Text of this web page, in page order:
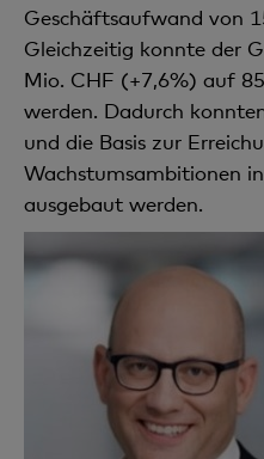
Geschäftsaufwand von
Gleichzeitig konnte der
Mio. CHF (+7,6%) auf
werden. Dadurch
und die Basis zur
Wachstumsambitionen
ausgebaut werden.